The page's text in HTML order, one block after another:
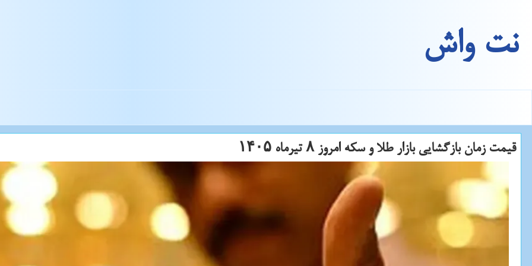
نت واش
قیمت زمان بازگشایی بازار طلا و سکه امروز ۸ تیرماه ۱۴۰۵